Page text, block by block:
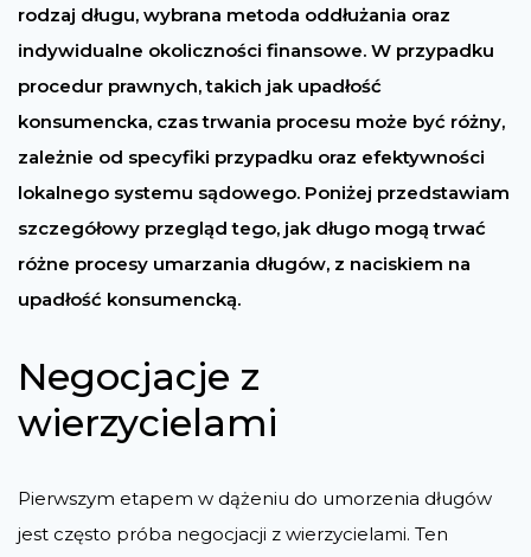
rodzaj długu, wybrana metoda oddłużania oraz
indywidualne okoliczności finansowe. W przypadku
procedur prawnych, takich jak upadłość
konsumencka, czas trwania procesu może być różny,
zależnie od specyfiki przypadku oraz efektywności
lokalnego systemu sądowego. Poniżej przedstawiam
szczegółowy przegląd tego, jak długo mogą trwać
różne procesy umarzania długów, z naciskiem na
upadłość konsumencką.
Negocjacje z
wierzycielami
Pierwszym etapem w dążeniu do umorzenia długów
jest często próba negocjacji z wierzycielami. Ten